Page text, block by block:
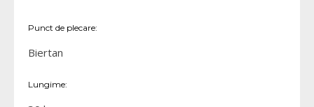
Punct de plecare:
Biertan
Lungime: